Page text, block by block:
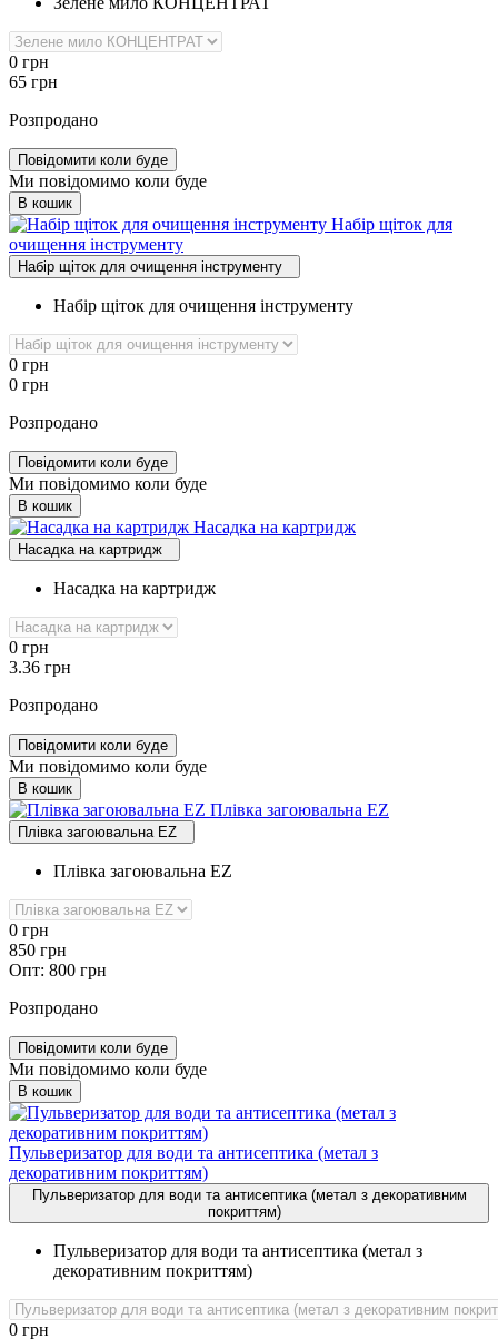
0 грн
65 грн
Розпродано
Повідомити коли буде
Ми повідомимо коли буде
В кошик
Набір щіток для
очищення інструменту
Набір щіток для очищення інструменту
Набір щіток для очищення інструменту
0 грн
0 грн
Розпродано
Повідомити коли буде
Ми повідомимо коли буде
В кошик
Насадка на картридж
Насадка на картридж
Насадка на картридж
0 грн
3.36 грн
Розпродано
Повідомити коли буде
Ми повідомимо коли буде
В кошик
Плівка загоювальна EZ
Плівка загоювальна EZ
Плівка загоювальна EZ
0 грн
850 грн
Опт: 800 грн
Розпродано
Повідомити коли буде
Ми повідомимо коли буде
В кошик
Пульверизатор для води та антисептика (метал з
декоративним покриттям)
Пульверизатор для води та антисептика (метал з декоративним
покриттям)
Пульверизатор для води та антисептика (метал з
декоративним покриттям)
0 грн